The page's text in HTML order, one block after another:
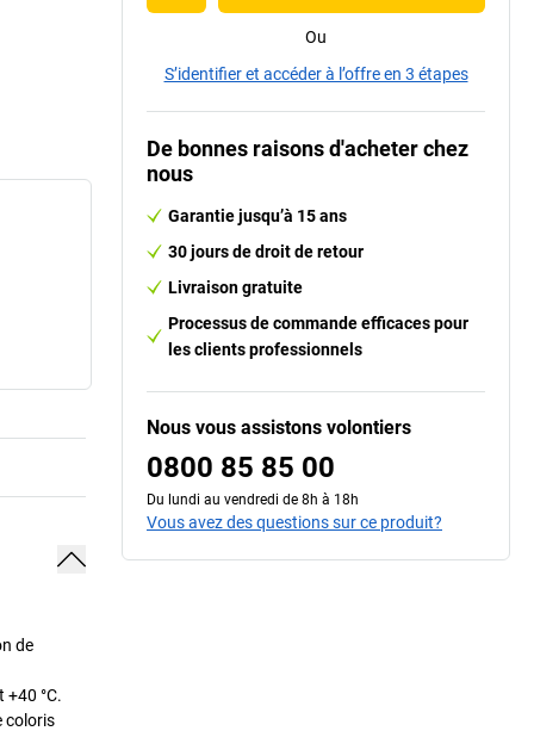
de
°C.
coloris
Ou
S’identifier et accéder à l’offre en 3 étapes
De bonnes raisons d'acheter chez
nous
Garantie jusqu’à 15 ans
30 jours de droit de retour
Livraison gratuite
Processus de commande efficaces pour
les clients professionnels
Nous vous assistons volontiers
0800 85 85 00
Du lundi au vendredi de 8h à 18h
Vous avez des questions sur ce produit?